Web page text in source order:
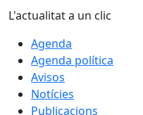
L'actualitat a un clic
Agenda
Agenda política
Avisos
Notícies
Publicacions